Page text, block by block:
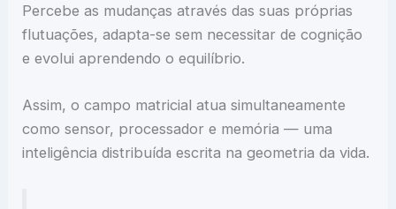
Percebe as mudanças através das suas próprias
flutuações, adapta-se sem necessitar de cognição
e evolui aprendendo o equilíbrio.
Assim, o campo matricial atua simultaneamente
como sensor, processador e memória — uma
inteligência distribuída escrita na geometria da vida.